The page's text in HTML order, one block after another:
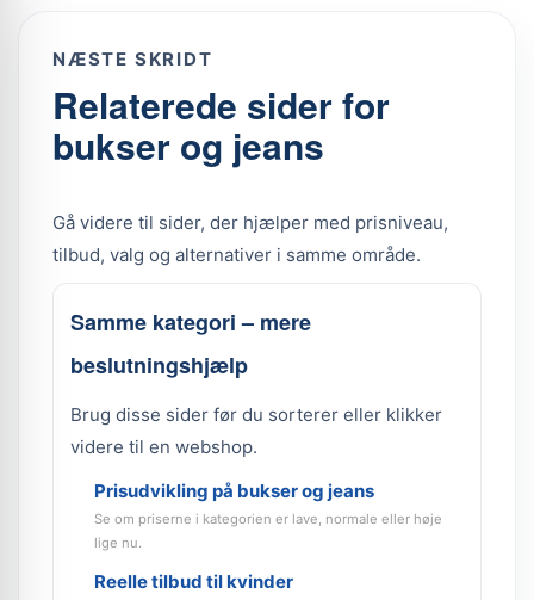
NÆSTE SKRIDT
Relaterede sider for
bukser og jeans
Gå videre til sider, der hjælper med prisniveau,
tilbud, valg og alternativer i samme område.
Samme kategori – mere
beslutningshjælp
Brug disse sider før du sorterer eller klikker
videre til en webshop.
Prisudvikling på bukser og jeans
Se om priserne i kategorien er lave, normale eller høje
lige nu.
Reelle tilbud til kvinder